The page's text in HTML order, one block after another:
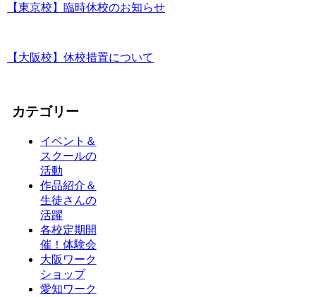
【東京校】臨時休校のお知らせ
【大阪校】休校措置について
カテゴリー
イベント＆
スクールの
活動
作品紹介＆
生徒さんの
活躍
各校定期開
催！体験会
大阪ワーク
ショップ
愛知ワーク